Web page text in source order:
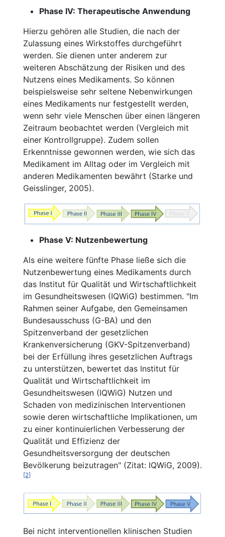
Phase IV: Therapeutische Anwendung
Hierzu gehören alle Studien, die nach der
Zulassung eines Wirkstoffes durchgeführt
werden. Sie dienen unter anderem zur
weiteren Abschätzung der Risiken und des
Nutzens eines Medikaments. So können
beispielsweise sehr seltene Nebenwirkungen
eines Medikaments nur festgestellt werden,
wenn sehr viele Menschen über einen längeren
Zeitraum beobachtet werden (Vergleich mit
einer Kontrollgruppe). Zudem sollen
Erkenntnisse gewonnen werden, wie sich das
Medikament im Alltag oder im Vergleich mit
anderen Medikamenten bewährt (Starke und
Geisslinger, 2005).
Phase V: Nutzenbewertung
Als eine weitere fünfte Phase ließe sich die
Nutzenbewertung eines Medikaments durch
das Institut für Qualität und Wirtschaftlichkeit
im Gesundheitswesen (IQWiG) bestimmen. "Im
Rahmen seiner Aufgabe, den Gemeinsamen
Bundesausschuss (G-BA) und den
Spitzenverband der gesetzlichen
Krankenversicherung (GKV-Spitzenverband)
bei der Erfüllung ihres gesetzlichen Auftrags
zu unterstützen, bewertet das Institut für
Qualität und Wirtschaftlichkeit im
Gesundheitswesen (IQWiG) Nutzen und
Schaden von medizinischen Interventionen
sowie deren wirtschaftliche Implikationen, um
zu einer kontinuierlichen Verbesserung der
Qualität und Effizienz der
Gesundheitsversorgung der deutschen
Bevölkerung beizutragen" (Zitat: IQWiG, 2009).
[2]
Bei nicht interventionellen klinischen Studien